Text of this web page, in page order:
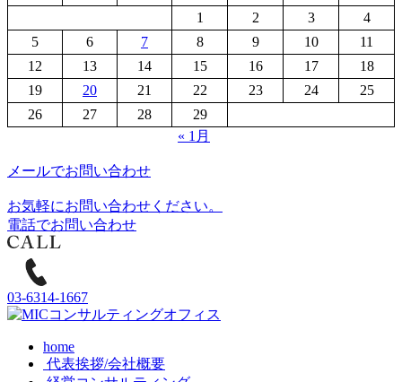
1
2 3
4
5
6 7 8 9 10
11
12
13 14 15 16 17
18
19
20 21 22 23 24
25
26
27 28
29
« 1月
メールでお問い合わせ
お気軽にお問い合わせください。
電話でお問い合わせ
03-6314-1667
home
代表挨拶/会社概要